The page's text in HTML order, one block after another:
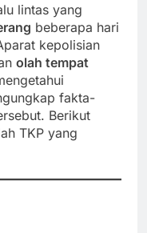
lintas yang
beberapa hari
kepolisian
olah tempat
fakta-
Berikut
TKP yang